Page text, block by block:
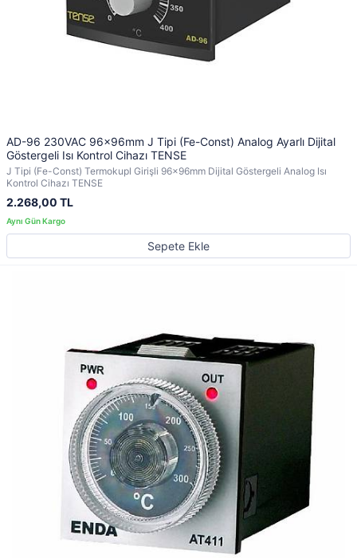
AD-96 230VAC 96x96mm J Tipi (Fe-Const) Analog Ayarlı Dijital
Göstergeli Isı Kontrol Cihazı TENSE
J Tipi (Fe-Const) Termokupl Girişli 96x96mm Dijital Göstergeli Analog Isı
Kontrol Cihazı TENSE
2.268,00 TL
Sepete Ekle